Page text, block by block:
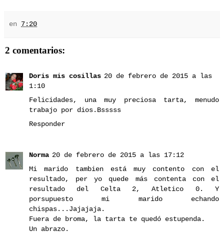
en 7:20
2 comentarios:
Doris mis cosillas 20 de febrero de 2015 a las
1:10
Felicidades, una muy preciosa tarta, menudo
trabajo por dios.Bsssss
Responder
Norma 20 de febrero de 2015 a las 17:12
Mi marido tambien está muy contento con el
resultado, per yo quede más contenta con el
resultado del Celta 2, Atletico 0. Y
porsupuesto mi marido echando
chispas...Jajajaja.
Fuera de broma, la tarta te quedó estupenda.
Un abrazo.